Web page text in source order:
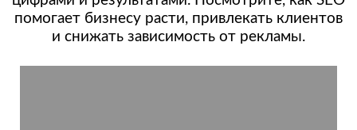
помогает бизнесу расти, привлекать клиентов
и снижать зависимость от рекламы.